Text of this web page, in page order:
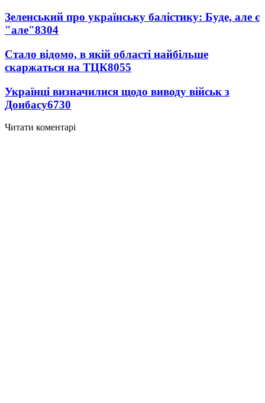
Зеленський про українську балістику: Буде, але є
"але"8304
Стало відомо, в якій області найбільше
скаржаться на ТЦК8055
Українці визначилися щодо виводу військ з
Донбасу6730
Читати коментарі